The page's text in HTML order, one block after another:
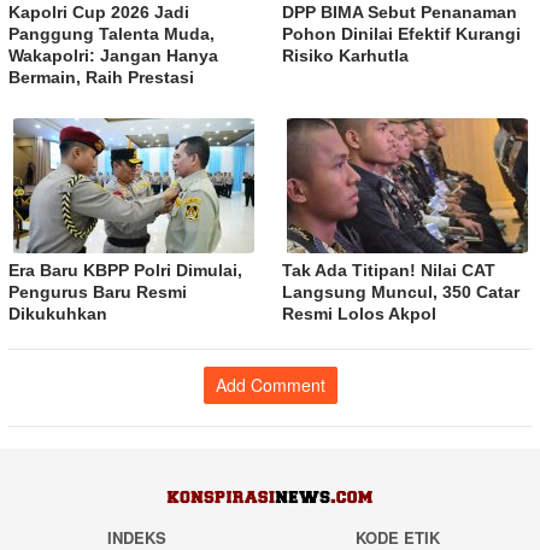
Kapolri Cup 2026 Jadi
Panggung Talenta Muda,
Wakapolri: Jangan Hanya
Bermain, Raih Prestasi
DPP BIMA Sebut Penanaman
Pohon Dinilai Efektif Kurangi
Risiko Karhutla
Era Baru KBPP Polri Dimulai,
Pengurus Baru Resmi
Dikukuhkan
Tak Ada Titipan! Nilai CAT
Langsung Muncul, 350 Catar
Resmi Lolos Akpol
Add Comment
INDEKS
KODE ETIK